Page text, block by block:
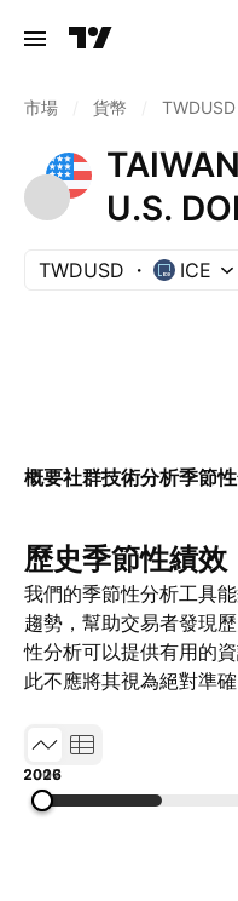
市場 貨幣 TWDUSD
U.S.
TWDUSD ICE
概要社群技術分析季節性
歷史季節性績效
我們的季節性分析工具
趨勢，幫助交易者發現
性分析可以提供有用的
此不應將其視為絕對準確
2007
2016
2026